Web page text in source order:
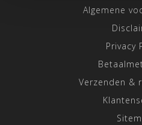
Algemene
Privacy
Verzenden &